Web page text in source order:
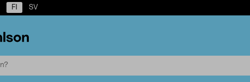
FI SV